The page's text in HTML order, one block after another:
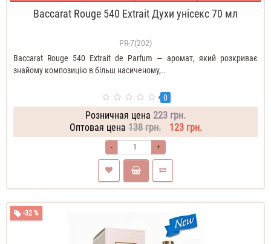
Baccarat Rouge 540 Extrait Духи унісекс 70 мл
PR-7(202)
Baccarat Rouge 540 Extrait de Parfum — аромат, який розкриває
знайому композицію в більш насиченому,..
0
Розничная цена 223 грн.
Оптовая цена 138 грн. 123 грн.
- +
-32 %